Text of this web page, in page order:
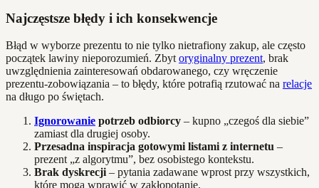
Najczęstsze błędy i ich konsekwencje
Błąd w wyborze prezentu to nie tylko nietrafiony zakup, ale często
początek lawiny nieporozumień. Zbyt oryginalny prezent, brak
uwzględnienia zainteresowań obdarowanego, czy wręczenie
prezentu-zobowiązania – to błędy, które potrafią rzutować na relacje
na długo po świętach.
Ignorowanie potrzeb odbiorcy – kupno „czegoś dla siebie”
zamiast dla drugiej osoby.
Przesadna inspiracja gotowymi listami z internetu –
prezent „z algorytmu”, bez osobistego kontekstu.
Brak dyskrecji – pytania zadawane wprost przy wszystkich,
które mogą wprawić w zakłopotanie.